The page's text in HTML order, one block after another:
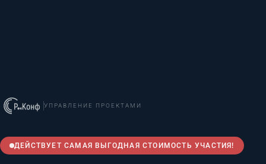
УПРАВЛЕНИЕ ПРОЕКТАМИ
ДЕЙСТВУЕТ САМАЯ ВЫГОДНАЯ СТОИМОСТЬ УЧАСТИЯ!